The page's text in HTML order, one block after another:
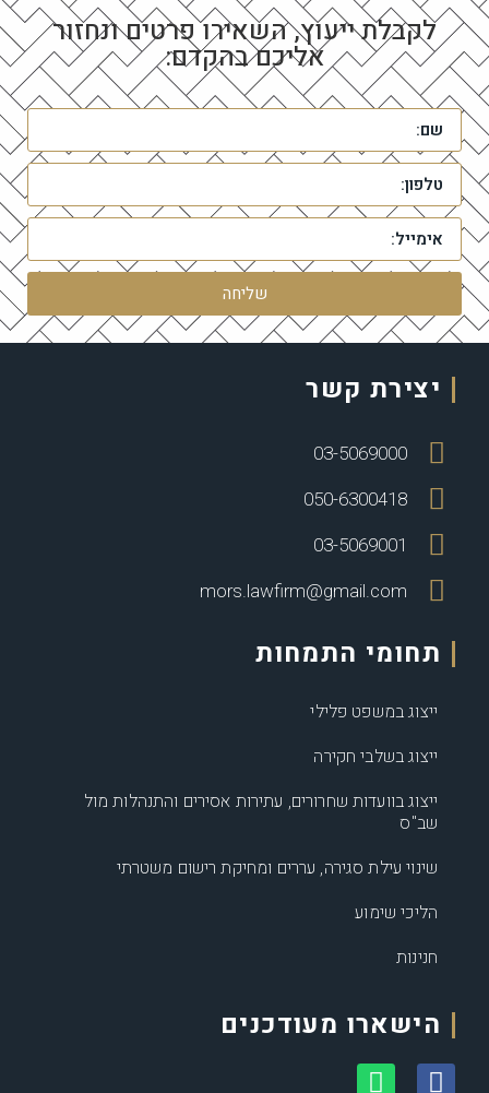
לקבלת ייעוץ, השאירו פרטים ונחזור
אליכם בהקדם:
שליחה
יצירת קשר
03-5069000
050-6300418
03-5069001
mors.lawfirm@gmail.com
תחומי התמחות
ייצוג במשפט פלילי
ייצוג בשלבי חקירה
ייצוג בוועדות שחרורים, עתירות אסירים והתנהלות מול
שב"ס
שינוי עילת סגירה, עררים ומחיקת רישום משטרתי
הליכי שימוע
חנינות
הישארו מעודכנים